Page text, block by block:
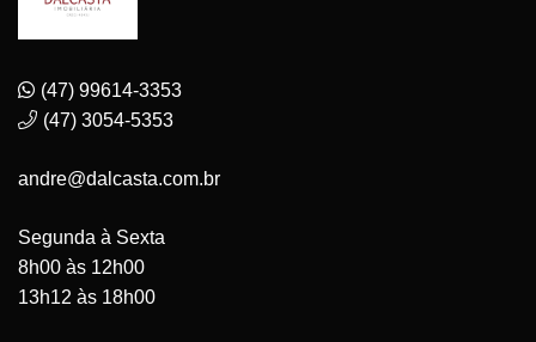
(47) 99614-3353
(47) 3054-5353
andre@dalcasta.com.br
Segunda à Sexta
8h00 às 12h00
13h12 às 18h00